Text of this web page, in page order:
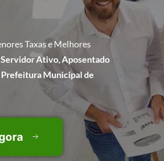
Taxas e Melhores
Servidor Ativo, Aposentado
Prefeitura Municipal de